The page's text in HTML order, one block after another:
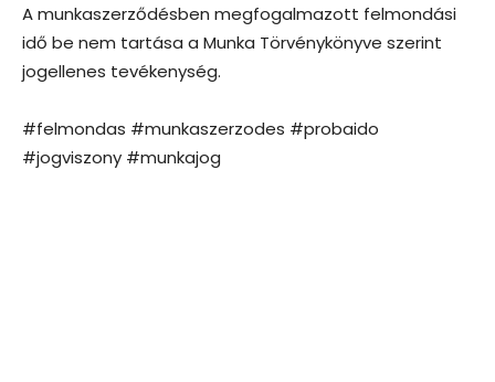
A munkaszerződésben megfogalmazott felmondási
idő be nem tartása a Munka Törvénykönyve szerint
jogellenes tevékenység.
#felmondas #munkaszerzodes #probaido
#jogviszony #munkajog